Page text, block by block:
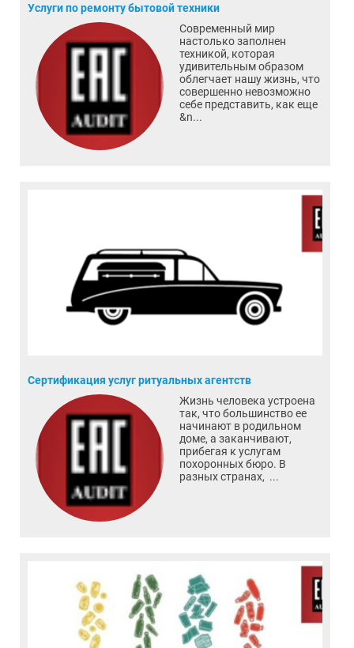
Услуги по ремонту бытовой техники
Современный мир
настолько заполнен
техникой, которая
удивительным образом
облегчает нашу жизнь, что
совершенно невозможно
себе представить, как еще
&n...
Сертификация услуг ритуальных агентств
Жизнь человека устроена
так, что большинство ее
начинают в родильном
доме, а заканчивают,
прибегая к услугам
похоронных бюро. В
разных странах, ...